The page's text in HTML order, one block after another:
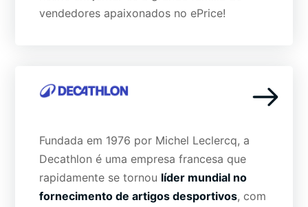
vendedores apaixonados no ePrice!
Fundada em 1976 por Michel Leclercq, a
Decathlon é uma empresa francesa que
rapidamente se tornou líder mundial no
fornecimento de artigos desportivos, com